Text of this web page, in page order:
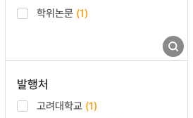
학위논문 (1)
발행처
고려대학교 (1)